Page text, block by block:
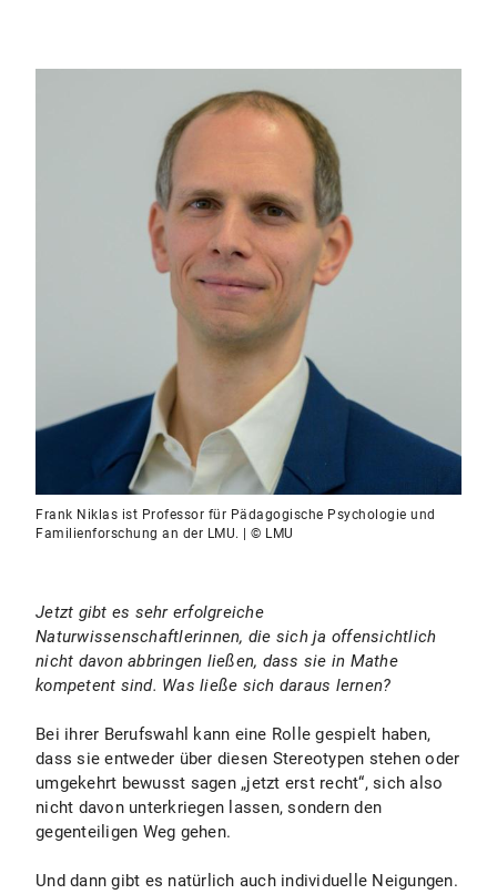
Frank Niklas ist Professor für Pädagogische Psychologie und
Familienforschung an der LMU. | © LMU
Jetzt gibt es sehr erfolgreiche
Naturwissenschaftlerinnen, die sich ja offensichtlich
nicht davon abbringen ließen, dass sie in Mathe
kompetent sind. Was ließe sich daraus lernen?
Bei ihrer Berufswahl kann eine Rolle gespielt haben,
dass sie entweder über diesen Stereotypen stehen oder
umgekehrt bewusst sagen „jetzt erst recht“, sich also
nicht davon unterkriegen lassen, sondern den
gegenteiligen Weg gehen.
Und dann gibt es natürlich auch individuelle Neigungen.